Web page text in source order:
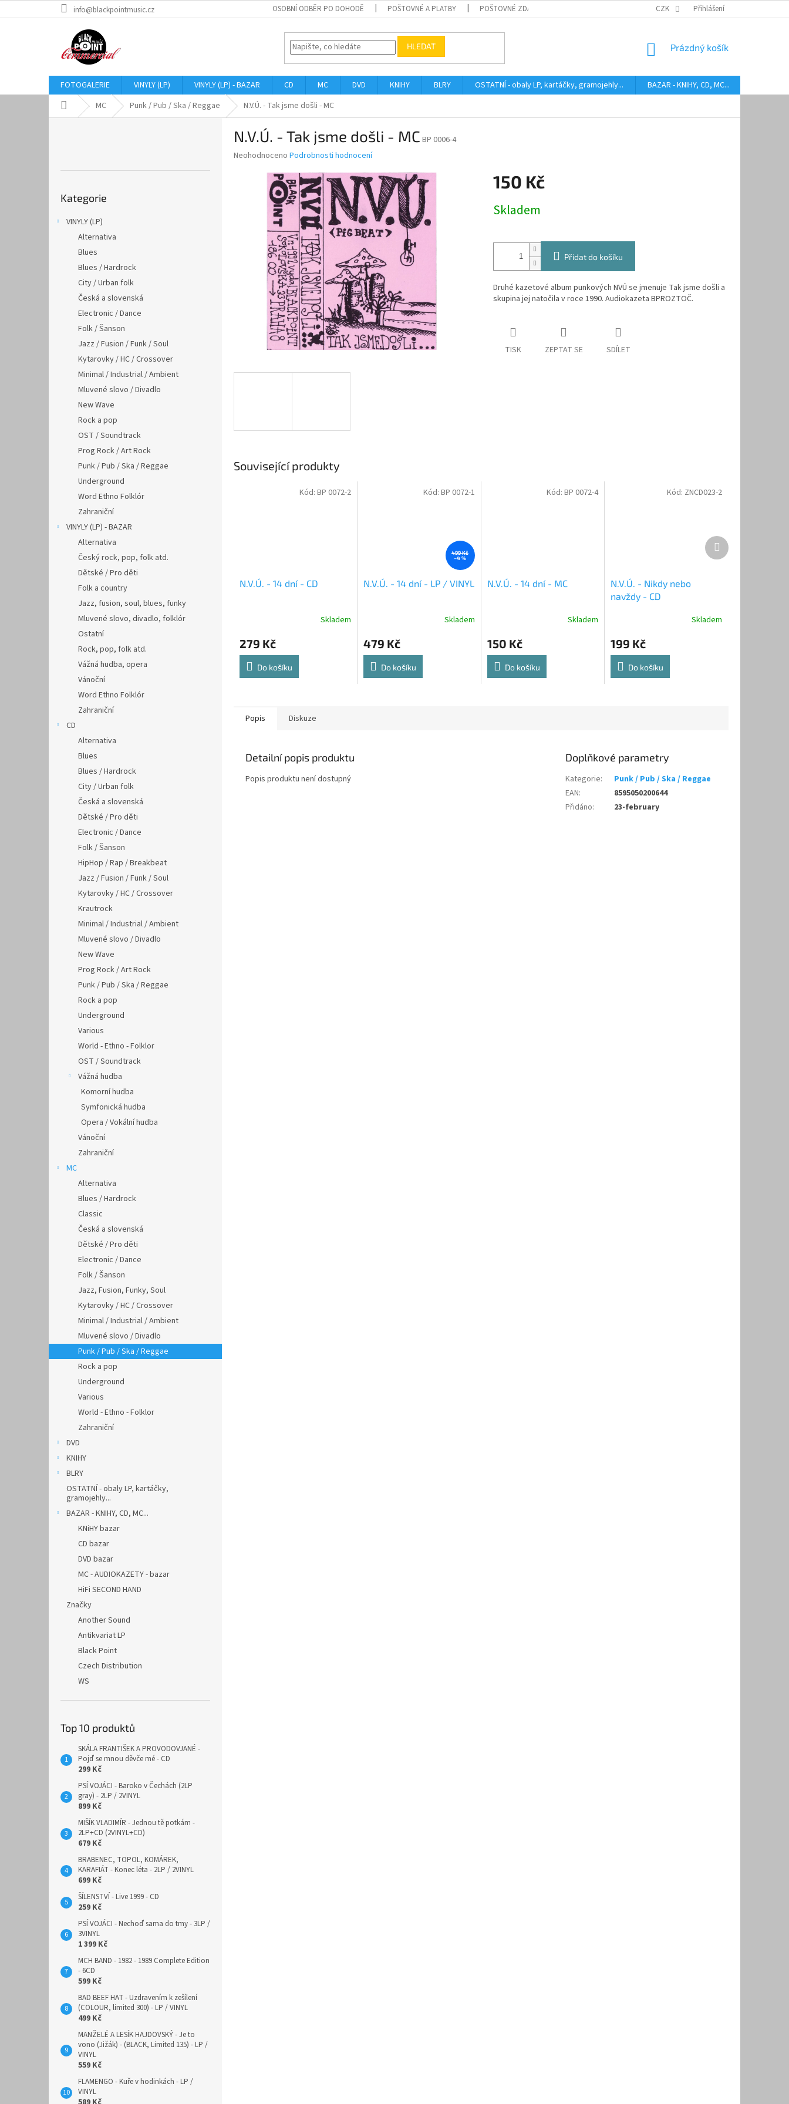
na
info@blackpointmusic.cz OSOBNÍ ODBĚR PO DOHODĚ POŠTOVNÉ A PLATBY POŠTOVNÉ ZDARMA HODNOCENÍ STAVU BAZAROVÝCH LP AUDIOKAZETY ANEB
CZK Přihlášení
HLEDAT
NÁKUPNÍ
Prázdný košík
FOTOGALERIE VINYLY (LP) VINYLY (LP) - BAZAR CD MC DVD KNIHY BLRY OSTATNÍ - obaly LP, kartáčky, gramojehly... BAZAR - KNIHY, CD, MC...
Domů MC Punk / Pub / Ska / Reggae N.V.Ú. - Tak jsme došli - MC
kategorie
Kategorie
VINYLY (LP)
Alternativa
Blues
Blues / Hardrock
City / Urban folk
Česká a slovenská
Electronic / Dance
Folk / Šanson
Jazz / Fusion / Funk / Soul
Kytarovky / HC / Crossover
Minimal / Industrial / Ambient
Mluvené slovo / Divadlo
New Wave
Rock a pop
OST / Soundtrack
Prog Rock / Art Rock
Punk / Pub / Ska / Reggae
Underground
Word Ethno Folklór
Zahraniční
VINYLY (LP) - BAZAR
Alternativa
Český rock, pop, folk atd.
Dětské / Pro děti
Folk a country
Jazz, fusion, soul, blues, funky
Mluvené slovo, divadlo, folklór
Ostatní
Rock, pop, folk atd.
Vážná hudba, opera
Vánoční
Word Ethno Folklór
Zahraniční
CD
Alternativa
Blues
Blues / Hardrock
City / Urban folk
Česká a slovenská
Dětské / Pro děti
Electronic / Dance
Folk / Šanson
HipHop / Rap / Breakbeat
Jazz / Fusion / Funk / Soul
Kytarovky / HC / Crossover
Krautrock
Minimal / Industrial / Ambient
Mluvené slovo / Divadlo
New Wave
Prog Rock / Art Rock
Punk / Pub / Ska / Reggae
Rock a pop
Underground
Various
World - Ethno - Folklor
OST / Soundtrack
Vážná hudba
Komorní hudba
Symfonická hudba
Opera / Vokální hudba
Vánoční
Zahraniční
MC
Alternativa
Blues / Hardrock
Classic
Česká a slovenská
Dětské / Pro děti
Electronic / Dance
Folk / Šanson
Jazz, Fusion, Funky, Soul
Kytarovky / HC / Crossover
Minimal / Industrial / Ambient
Mluvené slovo / Divadlo
Punk / Pub / Ska / Reggae
Rock a pop
Underground
Various
World - Ethno - Folklor
Zahraniční
DVD
KNIHY
BLRY
OSTATNÍ - obaly LP, kartáčky,
gramojehly...
BAZAR - KNIHY, CD, MC...
KNiHY bazar
CD bazar
DVD bazar
MC - AUDIOKAZETY - bazar
HiFi SECOND HAND
Značky
Another Sound
Antikvariat LP
Black Point
Czech Distribution
WS
Top 10 produktů
SKÁLA FRANTIŠEK A PROVODOVJANÉ -
Pojď se mnou děvče mé - CD
299 Kč
PSÍ VOJÁCI - Baroko v Čechách (2LP
gray) - 2LP / 2VINYL
899 Kč
MIŠÍK VLADIMÍR - Jednou tě potkám -
2LP+CD (2VINYL+CD)
679 Kč
BRABENEC, TOPOL, KOMÁREK,
KARAFIÁT - Konec léta - 2LP / 2VINYL
699 Kč
ŠÍLENSTVÍ - Live 1999 - CD
259 Kč
PSÍ VOJÁCI - Nechoď sama do tmy - 3LP /
3VINYL
1 399 Kč
MCH BAND - 1982 - 1989 Complete Edition
- 6CD
599 Kč
BAD BEEF HAT - Uzdravením k zešílení
(COLOUR, limited 300) - LP / VINYL
499 Kč
MANŽELÉ A LESÍK HAJDOVSKÝ - Je to
vono (Jižák) - (BLACK, Limited 135) - LP /
VINYL
559 Kč
FLAMENGO - Kuře v hodinkách - LP /
VINYL
N.V.Ú. - Tak jsme došli - MC BP 0006-4
Průměrné
hvězdiček.
Neohodnoceno Podrobnosti hodnocení
150 Kč
cena:
Skladem
Přidat do košíku
Druhé kazetové album punkových NVÚ se jmenuje Tak jsme došli a
skupina jej natočila v roce 1990. Audiokazeta BPROZTOČ.
TISK ZEPTAT SE SDÍLET
Související produkty
N.V.Ú. - 14 dní - CD
Skladem
279 Kč
Do košíku
Kód: BP 0072-2
499 Kč
–4 %
N.V.Ú. - 14 dní - LP / VINYL
Skladem
479 Kč
Do košíku
Kód: BP 0072-1
N.V.Ú. - 14 dní - MC
Skladem
150 Kč
Do košíku
Kód:BP 0072-4
N.V.Ú. - Nikdy nebo
navždy - CD
Skladem
199 Kč
Do košíku
Kód: ZNCD023-2
Další
produkt
Popis Diskuze
Detailní popis produktu
Popis produktu není dostupný
Doplňkové parametry
Kategorie:
Punk / Pub / Ska / Reggae
EAN:
8595050200644
Přidáno: 23-february